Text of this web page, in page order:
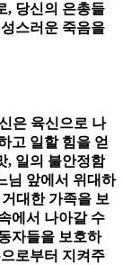
, 당신의 은총들
스러운 죽음을
은 육신으로 나
고 일할 힘을 얻
, 일의 불안정함
님 앞에서 위대하
대한 가족을 보
에서 나아갈 수
자들을 보호하
로부터 지켜주